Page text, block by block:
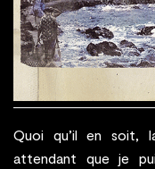
Quoi qu’il en soit,
attendant que je